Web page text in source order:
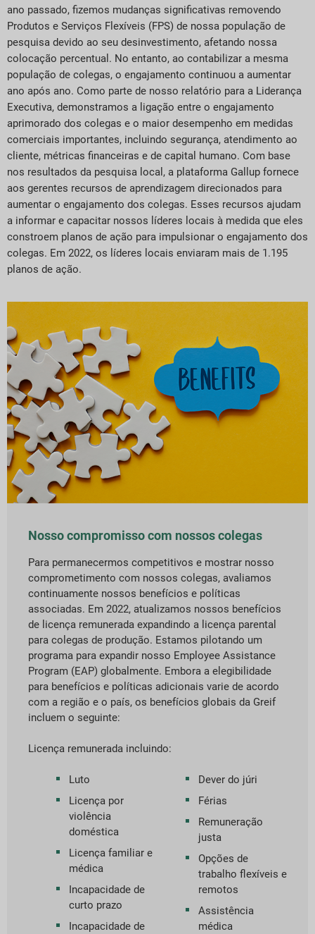
ano passado, fizemos mudanças significativas removendo
Produtos e Serviços Flexíveis (FPS) de nossa população de
pesquisa devido ao seu desinvestimento, afetando nossa
colocação percentual. No entanto, ao contabilizar a mesma
população de colegas, o engajamento continuou a aumentar
ano após ano. Como parte de nosso relatório para a Liderança
Executiva, demonstramos a ligação entre o engajamento
aprimorado dos colegas e o maior desempenho em medidas
comerciais importantes, incluindo segurança, atendimento ao
cliente, métricas financeiras e de capital humano. Com base
nos resultados da pesquisa local, a plataforma Gallup fornece
aos gerentes recursos de aprendizagem direcionados para
aumentar o engajamento dos colegas. Esses recursos ajudam
a informar e capacitar nossos líderes locais à medida que eles
constroem planos de ação para impulsionar o engajamento dos
colegas. Em 2022, os líderes locais enviaram mais de 1.195
planos de ação.
Nosso compromisso com nossos colegas
Para permanecermos competitivos e mostrar nosso
comprometimento com nossos colegas, avaliamos
continuamente nossos benefícios e políticas
associadas. Em 2022, atualizamos nossos benefícios
de licença remunerada expandindo a licença parental
para colegas de produção. Estamos pilotando um
programa para expandir nosso Employee Assistance
Program (EAP) globalmente. Embora a elegibilidade
para benefícios e políticas adicionais varie de acordo
com a região e o país, os benefícios globais da Greif
incluem o seguinte:
Licença remunerada incluindo:
Luto
Licença por
violência
doméstica
Licença familiar e
médica
Incapacidade de
curto prazo
Incapacidade de
Dever do júri
Férias
Remuneração
justa
Opções de
trabalho flexíveis e
remotos
Assistência
médica